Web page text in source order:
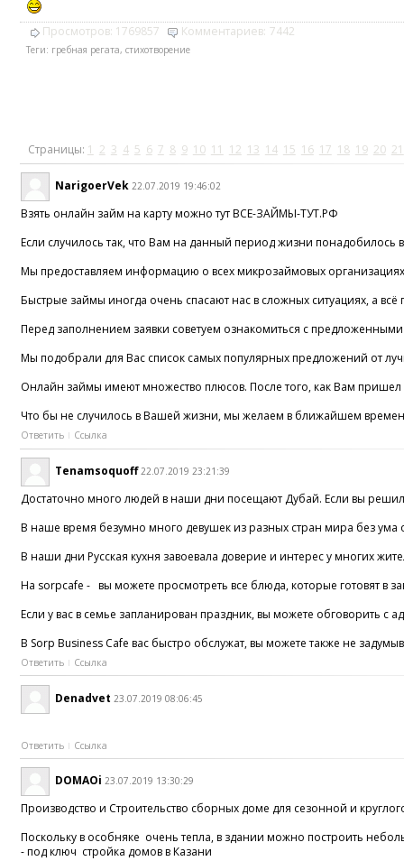
Просмотров: 1769857 Комментариев: 7442
Теги: гребная регата, стихотворение
Страницы: 1 2 3 4 5 6 7 8 9 10 11 12 13 14 15 16 17 18 19 20 21
NarigoerVek 22.07.2019 19:46:02
Взять онлайн займ на карту можно тут ВСЕ-ЗАЙМЫ-ТУТ.РФ
Если случилось так, что Вам на данный период жизни
Мы предоставляем информацию о всех микрозаймовых
Быстрые займы иногда очень спасают нас в сложных ситуациях, а
Перед заполнением заявки советуем ознакомиться с
Мы подобрали для Вас список самых популярных предложений от
Онлайн займы имеют множество плюсов. После того, как Вам пришел
Что бы не случилось в Вашей жизни, мы желаем в ближайшем
Ответить Ссылка
Tenamsoquoff 22.07.2019 23:21:39
Достаточно много людей в наши дни посещают Дубай. Если вы
В наше время безумно много девушек из разных стран мира без ума
В наши дни Русская кухня завоевала доверие и интерес у многих
На sorpcafe - вы можете просмотреть все блюда, которые готовят в
Если у вас в семье запланирован праздник, вы можете обговорить
В Sorp Business Cafe вас быстро обслужат, вы можете также не
Ответить Ссылка
Denadvet 23.07.2019 08:06:45
Ответить Ссылка
DOMAOi 23.07.2019 13:30:29
Производство и Строительство сборных доме для сезонной и
Поскольку в особняке очень тепла, в здании можно построить
- под ключ стройка домов в Казани